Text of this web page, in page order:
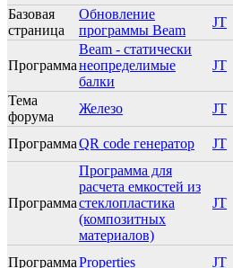
Базовая
страница
Обновление
программы Beam
JT
Программа
Beam - статически
неопределимые
балки
JT
Тема
форума
Железо JT
ПрограммаQR code генератор JT
Программа
Программа для
расчета емкостей из
стеклопластика
(композитных
материалов)
JT
ПрограммаProperties JT